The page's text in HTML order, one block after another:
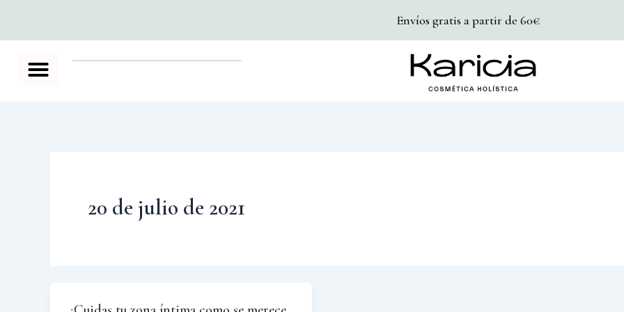
Envíos gratis a partir de 60€
20 de julio de 2021